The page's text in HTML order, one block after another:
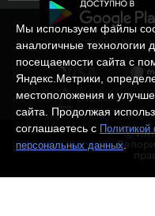
Мы используем файлы
аналогичные технологии
посещаемости сайта с
Яндекс.Метрики,
местоположения и
сайта. Продолжая
соглашаетесь с Политикой
персональных данных.
Ⓒ